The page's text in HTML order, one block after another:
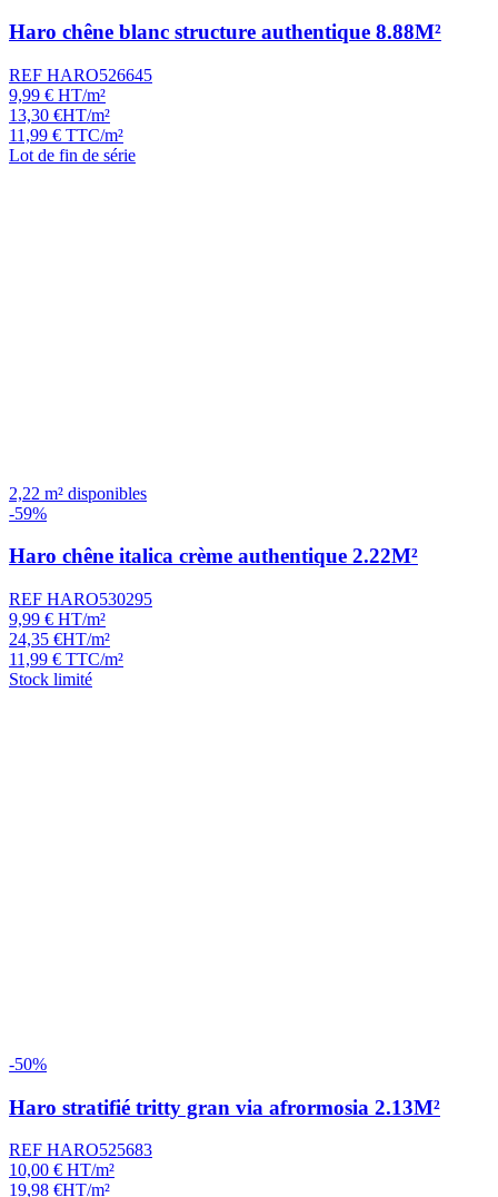
Haro chêne blanc structure authentique 8.88M²
REF HARO526645
9,99 € HT/m²
13,30 €HT/m²
11,99 € TTC/m²
Lot de fin de série
2,22 m² disponibles
-59%
Haro chêne italica crème authentique 2.22M²
REF HARO530295
9,99 € HT/m²
24,35 €HT/m²
11,99 € TTC/m²
Stock limité
-50%
Haro stratifié tritty gran via afrormosia 2.13M²
REF HARO525683
10,00 € HT/m²
19,98 €HT/m²